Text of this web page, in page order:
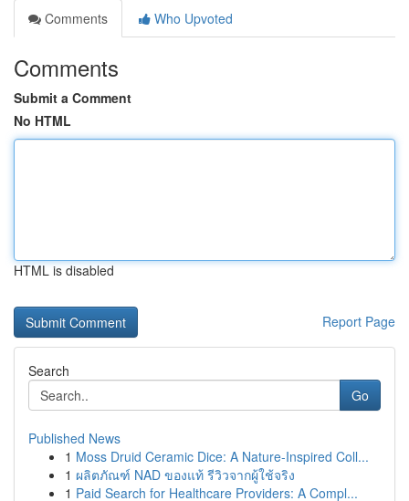
Comments
Who Upvoted
Comments
Submit a Comment
No HTML
HTML is disabled
Report Page
Search
Go
Published News
1 Moss Druid Ceramic Dice: A Nature-Inspired Coll...
1 ผลิตภัณฑ์ NAD ของแท้ รีวิวจากผู้ใช้จริง
1 Paid Search for Healthcare Providers: A Compl...